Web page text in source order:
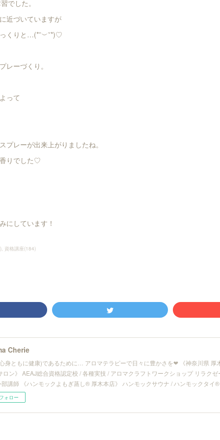
でした。
近づいていますが
くりと…(*˘︶˘*)♡
レーづくり。
って
プレーが出来上がりましたね。
りでした♡
にしています！
) 資格講座(184)
Cherie
身ともに健康)であるために… アロマテラピーで日々に豊かさを❤︎ 《神奈川県 厚
ロン》 AEAJ総合資格認定校 / 各種実技 / アロマクラフトワークショップ リラク
部講師 《ハンモックよもぎ蒸し® 厚木本店》 ハンモックサウナ / ハンモックタイ®
ォロー